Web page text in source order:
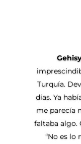
Turquía.
días. Ya
me parecía
faltaba algo.
“No es lo